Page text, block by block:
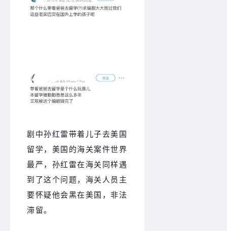
剧中孙红雷带着儿子去美国
留学，美国的海关案件世界
最严，孙红雷在海关同样遇
到了这个问题，海关人员主
要怀疑他会黑在美国，非法
滞留。